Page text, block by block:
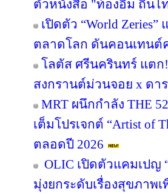
ตัวหนังสือ "ท้องอิ่ม ถิ่นไ
เปิดตัว “World
ตลาดโลก ดันคอนเทน
โลตัส ศรีนครินทร์ แตก!
สงกรานต์ม่วนจอย x ดา
MRT ผนึกกำลัง THE
เต็มโปรเจกต์ “Artist of
ตลอดปี 2026
OLIC เปิดตัวแคมเปญ
มุ่งยกระดับเรื่องสุขภา